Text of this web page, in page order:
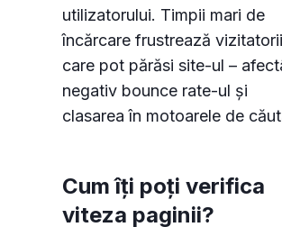
utilizatorului. Timpii mari de
încărcare frustrează
care pot părăsi site-ul –
negativ bounce rate-ul și
clasarea în motoarele de
Cum îți poți verifica
viteza paginii?